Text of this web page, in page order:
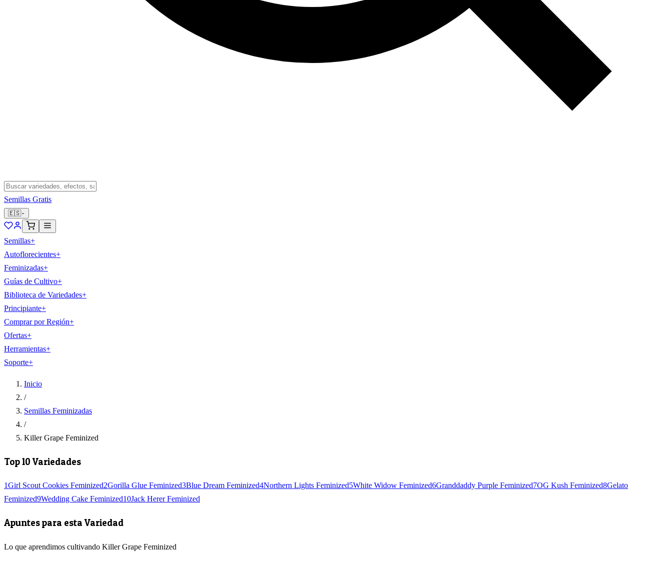
Semillas Gratis
🇪🇸
Semillas+
Autoflorecientes+
Feminizadas+
Guías de Cultivo+
Biblioteca de Variedades+
Principiante+
Comprar por Región+
Ofertas+
Herramientas+
Soporte+
Inicio
/
Semillas Feminizadas
/
Killer Grape Feminized
Top 10 Variedades
1Girl Scout Cookies Feminized2Gorilla Glue Feminized3Blue Dream Feminized4Northern Lights Feminized5White Widow Feminized6Granddaddy Purple Feminized7OG Kush Feminized8Gelato
Feminized9Wedding Cake Feminized10Jack Herer Feminized
Apuntes para esta Variedad
Lo que aprendimos cultivando Killer Grape Feminized